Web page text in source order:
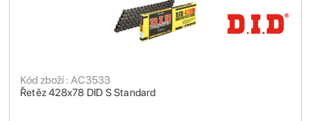
Řetěz 428x78 DID S Standard
Kód zboží : AC3533